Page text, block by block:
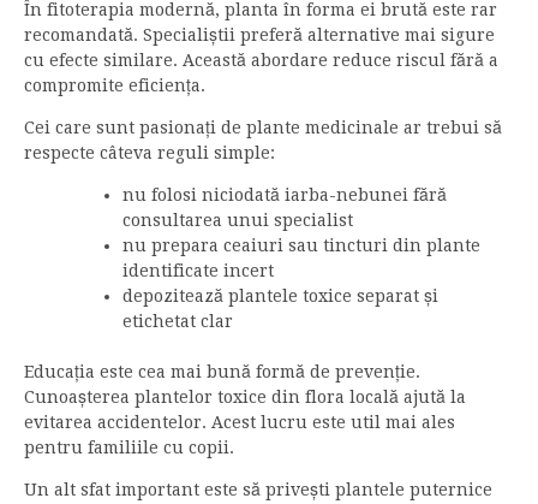
În fitoterapia modernă, planta în forma ei brută este rar
recomandată. Specialiștii preferă alternative mai sigure
cu efecte similare. Această abordare reduce riscul fără a
compromite eficiența.
Cei care sunt pasionați de plante medicinale ar trebui să
respecte câteva reguli simple:
nu folosi niciodată iarba-nebunei fără
consultarea unui specialist
nu prepara ceaiuri sau tincturi din plante
identificate incert
depozitează plantele toxice separat și
etichetat clar
Educația este cea mai bună formă de prevenție.
Cunoașterea plantelor toxice din flora locală ajută la
evitarea accidentelor. Acest lucru este util mai ales
pentru familiile cu copii.
Un alt sfat important este să privești plantele puternice